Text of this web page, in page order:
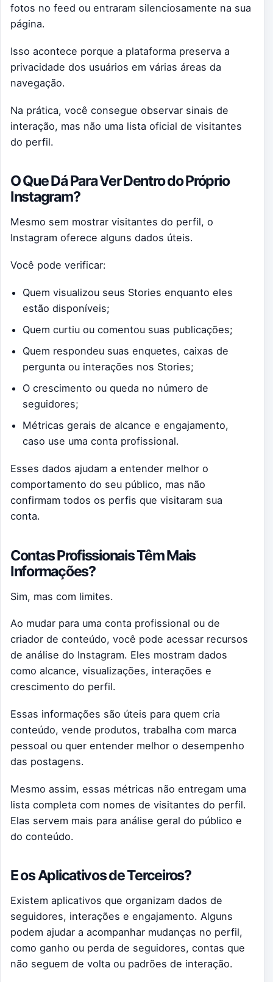
fotos no feed ou entraram silenciosamente na sua
página.
Isso acontece porque a plataforma preserva a
privacidade dos usuários em várias áreas da
navegação.
Na prática, você consegue observar sinais de
interação, mas não uma lista oficial de visitantes
do perfil.
O Que Dá Para Ver Dentro do Próprio
Instagram?
Mesmo sem mostrar visitantes do perfil, o
Instagram oferece alguns dados úteis.
Você pode verificar:
Quem visualizou seus Stories enquanto eles
estão disponíveis;
Quem curtiu ou comentou suas publicações;
Quem respondeu suas enquetes, caixas de
pergunta ou interações nos Stories;
O crescimento ou queda no número de
seguidores;
Métricas gerais de alcance e engajamento,
caso use uma conta profissional.
Esses dados ajudam a entender melhor o
comportamento do seu público, mas não
confirmam todos os perfis que visitaram sua
conta.
Contas Profissionais Têm Mais
Informações?
Sim, mas com limites.
Ao mudar para uma conta profissional ou de
criador de conteúdo, você pode acessar recursos
de análise do Instagram. Eles mostram dados
como alcance, visualizações, interações e
crescimento do perfil.
Essas informações são úteis para quem cria
conteúdo, vende produtos, trabalha com marca
pessoal ou quer entender melhor o desempenho
das postagens.
Mesmo assim, essas métricas não entregam uma
lista completa com nomes de visitantes do perfil.
Elas servem mais para análise geral do público e
do conteúdo.
E os Aplicativos de Terceiros?
Existem aplicativos que organizam dados de
seguidores, interações e engajamento. Alguns
podem ajudar a acompanhar mudanças no perfil,
como ganho ou perda de seguidores, contas que
não seguem de volta ou padrões de interação.